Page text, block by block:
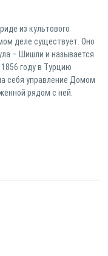
из культового
деле существует. Оно
– Шишли и называется
году в Турцию
себя управление Домом
рядом с ней.